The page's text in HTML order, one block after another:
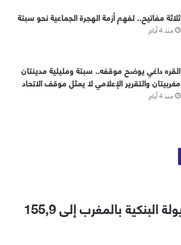
ثلاثة مفاتيح.. لفهم أزمة الهجرة الجماعية نحو سبتة
منذ 4 أيام
القره داغي يوضح موقفه.. سبتة ومليلية مدينتان
مغربيتان والتقرير الإعلامي لا يمثل موقف الاتحاد
منذ 4 أيام